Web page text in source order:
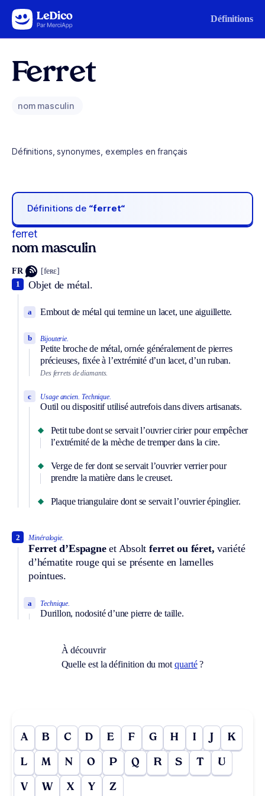
Aller au contenu Définitions
Ferret
nom masculin
Définitions, synonymes, exemples en français
Définitions de “ferret“
ferret
nom masculin
FR [feʀɛ]
Objet de métal.
1
Embout de métal qui termine un lacet, une aiguillette.
a
Bijouterie.
Petite broche de métal, ornée généralement de pierres
précieuses, fixée à l’extrémité d’un lacet, d’un ruban.
b
Des ferrets de diamants.
Usage ancien. Technique.
Outil ou dispositif utilisé autrefois dans divers artisanats.
c
Petit tube dont se servait l’ouvrier cirier pour empêcher
l’extrémité de la mèche de tremper dans la cire.
Verge de fer dont se servait l’ouvrier verrier pour
prendre la matière dans le creuset.
Plaque triangulaire dont se servait l’ouvrier épinglier.
Minéralogie.
Ferret d’Espagneet Absolt ferret ou féret, variété
d’hématite rouge qui se présente en lamelles
pointues.
2
Technique.
Durillon, nodosité d’une pierre de taille.
a
À découvrir
Quelle est la définition du motquarté?
A B C D E F G H I J K
L M N O P Q R S T U
V W X Y Z